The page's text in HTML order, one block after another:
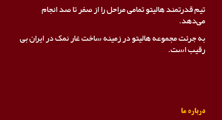
تیم قدرتمند هالیتو تمامی مراحل را از صفر تا صد انجام
می‌دهد.
به جرئت مجموعه هالیتو در زمینه ساخت غار نمک در ایران بی
رقیب است.
درباره ما